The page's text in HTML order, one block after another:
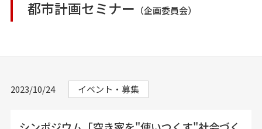
都市計画セミナー （企画委員会）
2023/10/24 イベント・募集